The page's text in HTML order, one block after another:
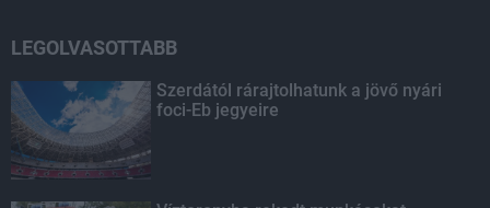
LEGOLVASOTTABB
Szerdától rárajtolhatunk a jövő nyári
foci-Eb jegyeire